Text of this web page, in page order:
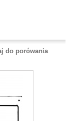
do porówania